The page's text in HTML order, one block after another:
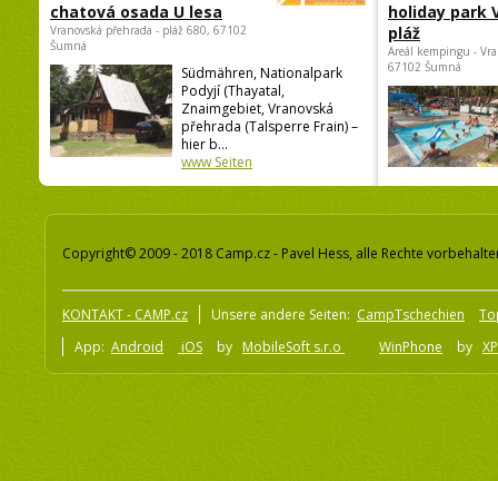
chatová osada U lesa
Vranovská přehrada - pláž 680, 67102
Šumná
Südmähren, Nationalpark
Podyjí (Thayatal,
Znaimgebiet, Vranovská
přehrada (Talsperre Frain) –
hier b...
www Seiten
holiday park
pláž
Areál kempingu -
67102 Šumná
Copyright© 2009 - 2018 Camp.cz - Pavel Hess, alle Rechte
KONTAKT - CAMP.cz Unsere andere Seiten: CampTschechien
App: Android iOS by MobileSoft s.r.o WinPhone by